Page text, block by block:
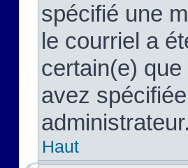
spécifié une
le courriel a
certain(e)
avez
administrateur.
Haut